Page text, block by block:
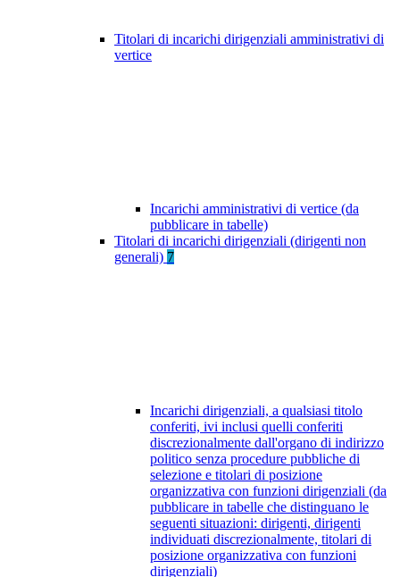
Titolari di incarichi dirigenziali amministrativi di
vertice
Incarichi amministrativi di vertice (da
pubblicare in tabelle)
Titolari di incarichi dirigenziali (dirigenti non
generali) 7
Incarichi dirigenziali, a qualsiasi titolo
conferiti, ivi inclusi quelli conferiti
discrezionalmente dall'organo di indirizzo
politico senza procedure pubbliche di
selezione e titolari di posizione
organizzativa con funzioni dirigenziali (da
pubblicare in tabelle che distinguano le
seguenti situazioni: dirigenti, dirigenti
individuati discrezionalmente, titolari di
posizione organizzativa con funzioni
dirigenziali)